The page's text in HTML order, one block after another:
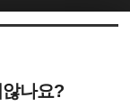
나요?